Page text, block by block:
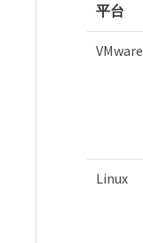
平台
VMware
Linux